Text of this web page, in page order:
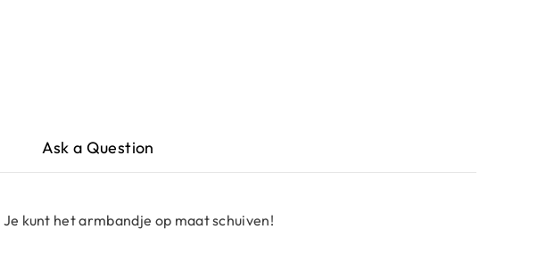
Ask a Question
Je kunt het armbandje op maat schuiven!